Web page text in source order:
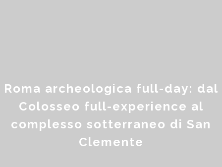
Roma archeologica full-day: dal
Colosseo full-experience al
complesso sotterraneo di San
Clemente